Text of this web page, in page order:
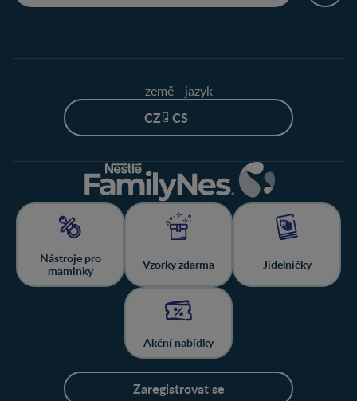
země - jazyk
CZ - CS
Nástroje pro
maminky
Vzorky zdarma Jídelníčky
Akční nabídky
Zaregistrovat se